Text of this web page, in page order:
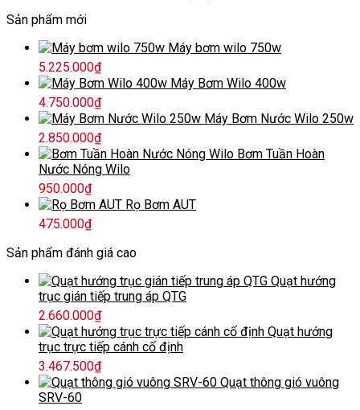
Sản phẩm mới
Máy bơm wilo 750w
5.225.000₫
Máy Bơm Wilo 400w
4.750.000₫
Máy Bơm Nước Wilo 250w
2.850.000₫
Bơm Tuần Hoàn
Nước Nóng Wilo
950.000₫
Rọ Bơm AUT
475.000₫
Sản phẩm đánh giá cao
Quạt hướng
trục gián tiếp trung áp QTG
2.660.000₫
Quạt hướng
trục trực tiếp cánh cố định
3.467.500₫
Quạt thông gió vuông
SRV-60